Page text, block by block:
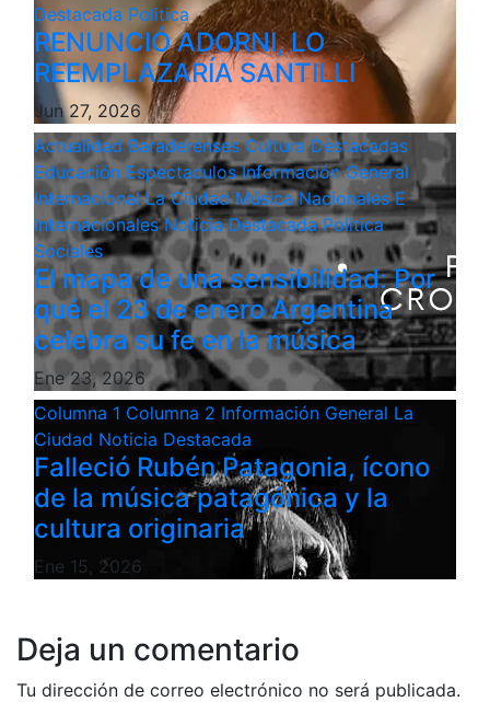
Destacada Politica
RENUNCIÓ ADORNI, LO
REEMPLAZARÍA SANTILLI
Jun 27, 2026
ActualidadBaraderensesCulturaDestacadas
Educación EspectaculosInformación General
InternacionalLa CiudadMúsicaNacionales E
InternacionalesNoticia DestacadaPolitica
Sociales
El mapa de una sensibilidad: Por
qué el 23 de enero Argentina
celebra su fe en la música
Ene 23, 2026
Columna 1 Columna 2 Información General La
Ciudad Noticia Destacada
Falleció Rubén Patagonia, ícono
de la música patagónica y la
cultura originaria
Ene 15, 2026
Deja un comentario
Tu dirección de correo electrónico no será publicada.